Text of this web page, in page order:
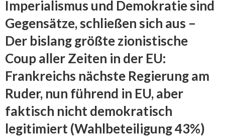
Imperialismus und Demokratie sind
Gegensätze, schließen sich aus –
Der bislang größte zionistische
Coup aller Zeiten in der EU:
Frankreichs nächste Regierung am
Ruder, nun führend in EU, aber
faktisch nicht demokratisch
legitimiert (Wahlbeteiligung 43%)